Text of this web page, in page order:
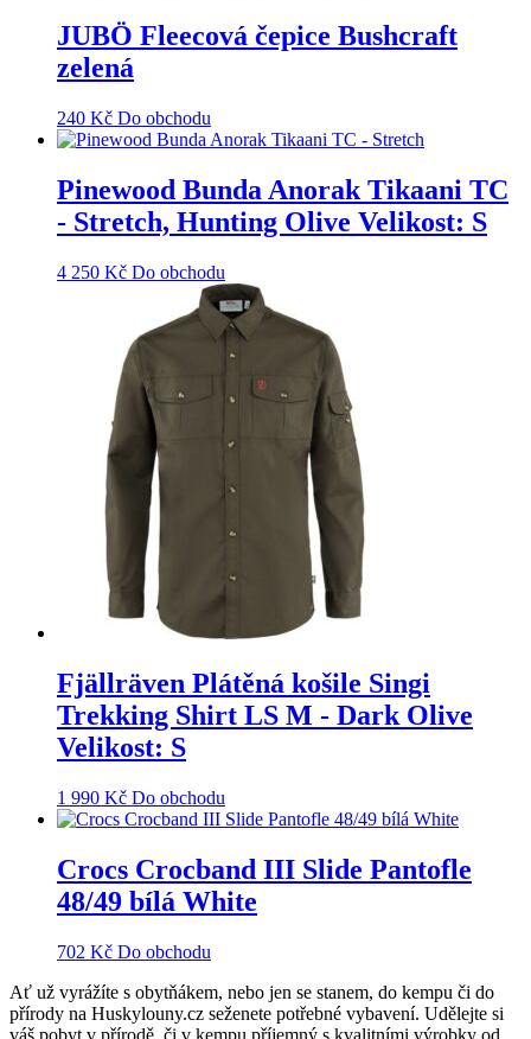
JUBÖ Fleecová čepice Bushcraft
zelená
240 Kč Do obchodu
Pinewood Bunda Anorak Tikaani TC
- Stretch, Hunting Olive Velikost: S
4 250 Kč Do obchodu
Fjällräven Plátěná košile Singi
Trekking Shirt LS M - Dark Olive
Velikost: S
1 990 Kč Do obchodu
Crocs Crocband III Slide Pantofle
48/49 bílá White
702 Kč Do obchodu
Ať už vyrážíte s obytňákem, nebo jen se stanem, do kempu či do
přírody na Huskylouny.cz seženete potřebné vybavení. Udělejte si
váš pobyt v přírodě, či v kempu příjemný s kvalitními výrobky od